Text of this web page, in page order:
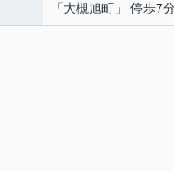
「大槻旭町」 停歩7